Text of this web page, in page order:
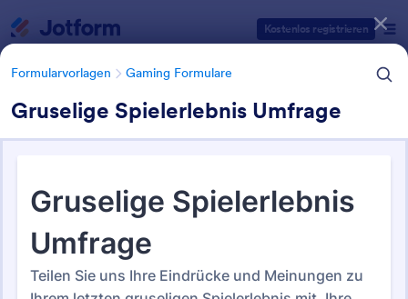
Kostenlos registrieren
Formularvorlagen Gaming Formulare
Gruselige Spielerlebnis Umfrage
Formularvorlagen Gaming Formulare
Gaming Formulare
Formularvorlagen Kategorien